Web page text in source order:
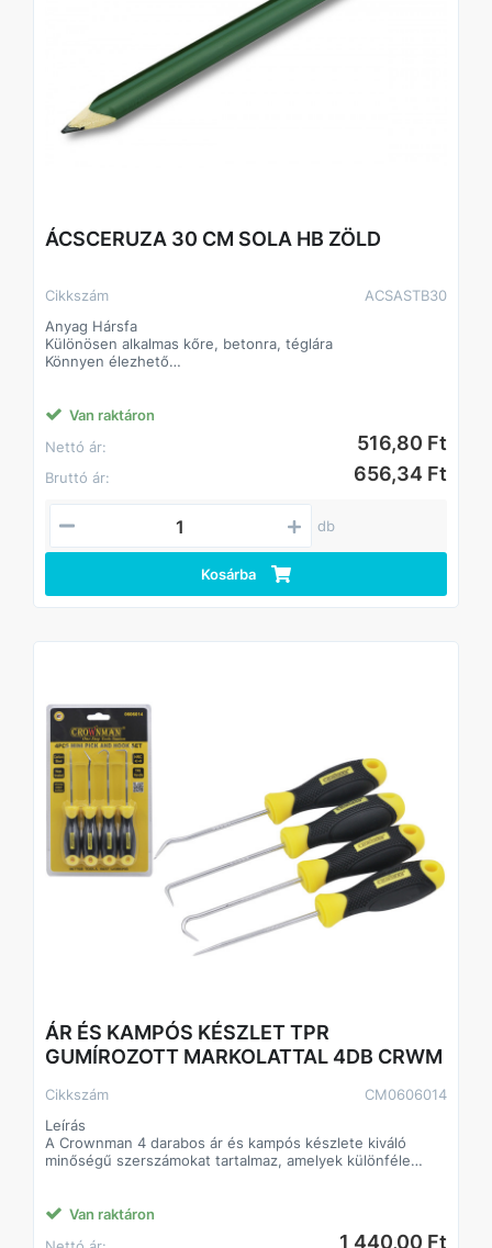
ÁCSCERUZA 30 CM SOLA HB ZÖLD
Cikkszám
ACSASTB30
Anyag Hársfa
Különösen alkalmas kőre, betonra, téglára
Könnyen élezhető
Van raktáron
Nettó ár:
516,80 Ft
Bruttó ár: 656,34 Ft
db
Kosárba
ÁR ÉS KAMPÓS KÉSZLET TPR
GUMÍROZOTT MARKOLATTAL 4DB CRWM
Cikkszám
CM0606014
Leírás
A Crownman 4 darabos ár és kampós készlete kiváló
minőségű szerszámokat tartalmaz, amelyek különféle
segítségével könnyedén hozzáférhet nehezen elérhető
helyekhez. A TPR markolat ergonomikus kialakítása
Van raktáron
1 440,00 Ft